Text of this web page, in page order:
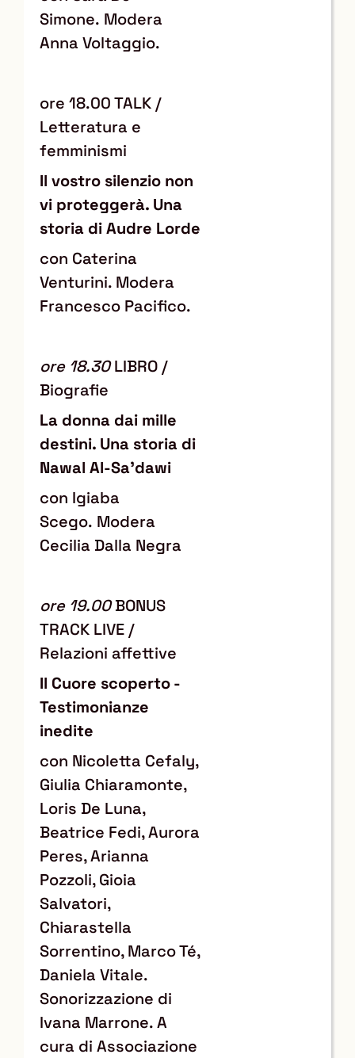
Simone. Modera
Anna Voltaggio.
ore 18.00 TALK /
Letteratura e
femminismi
Il vostro silenzio non
vi proteggerà. Una
storia di Audre Lorde
con Caterina
Venturini. Modera
Francesco Pacifico.
ore 18.30LIBRO /
Biografie
La donna dai mille
destini. Una storia di
Nawal Al-Sa’dawi
con Igiaba
Scego. Modera
Cecilia Dalla Negra
ore 19.00BONUS
TRACK LIVE /
Relazioni affettive
Il Cuore scoperto -
Testimonianze
inedite
con Nicoletta Cefaly,
Giulia Chiaramonte,
Loris De Luna,
Beatrice Fedi, Aurora
Peres, Arianna
Pozzoli, Gioia
Salvatori,
Chiarastella
Sorrentino, Marco Té,
Daniela Vitale.
Sonorizzazione di
Ivana Marrone. A
cura di Associazione